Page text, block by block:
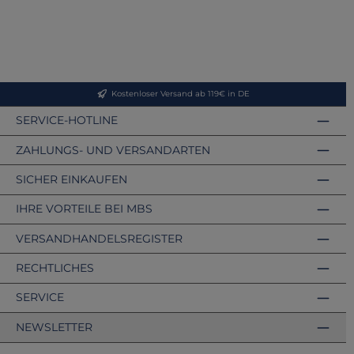
Kostenloser Versand ab 119€ in DE
SERVICE-HOTLINE
ZAHLUNGS- UND VERSANDARTEN
VERSANDHANDELSREGISTER
SICHER EINKAUFEN
IHRE VORTEILE BEI MBS
RECHTLICHES
SERVICE
NEWSLETTER